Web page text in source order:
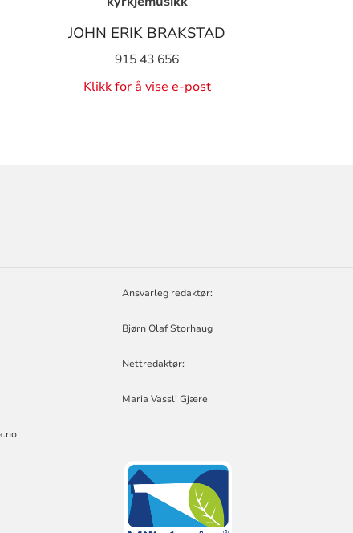
JOHN ERIK BRAKSTAD
915 43 656
Klikk for å vise e-post
Ansvarleg redaktør:
Bjørn Olaf Storhaug
Nettredaktør:
Maria Vassli Gjære